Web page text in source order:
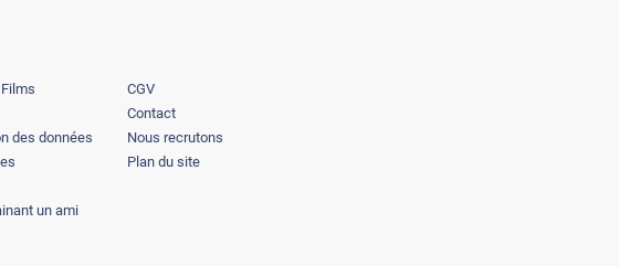
des données
un ami
CGV
Contact
Nous recrutons
Plan du site